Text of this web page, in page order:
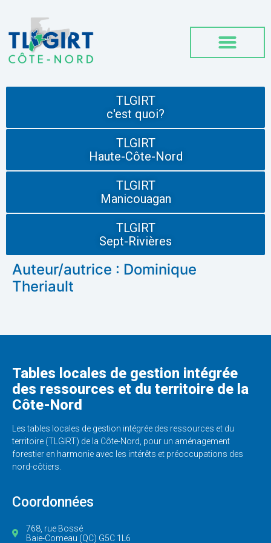
TLGIRT
c'est quoi?
TLGIRT
Haute-Côte-Nord
TLGIRT
Manicouagan
TLGIRT
Sept-Rivières
Auteur/autrice : Dominique
Theriault
Tables locales de gestion intégrée
des ressources et du territoire de la
Côte-Nord
Les tables locales de gestion intégrée des ressources et du
territoire (TLGIRT) de la Côte-Nord, pour un aménagement
forestier en harmonie avec les intérêts et préoccupations des
nord-côtiers.
Coordonnées
768, rue Bossé
Baie-Comeau (QC) G5C 1L6